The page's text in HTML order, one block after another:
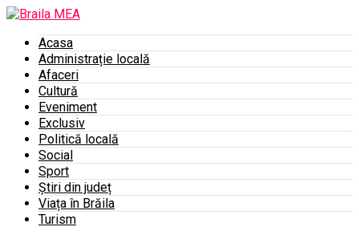
Acasa
Administrație locală
Afaceri
Cultură
Eveniment
Exclusiv
Politică locală
Social
Sport
Știri din județ
Viața în Brăila
Turism